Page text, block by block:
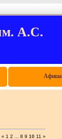
А.С.
Афиша
« 1 2 8 9 10 11 »